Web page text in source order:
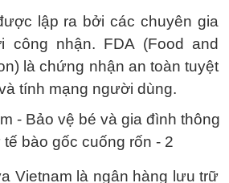
lập ra bởi các chuyên gia
công nhận. FDA (Food and
là chứng nhận an toàn tuyệt
tính mạng người dùng.
Vietnam là ngân hàng lưu trữ